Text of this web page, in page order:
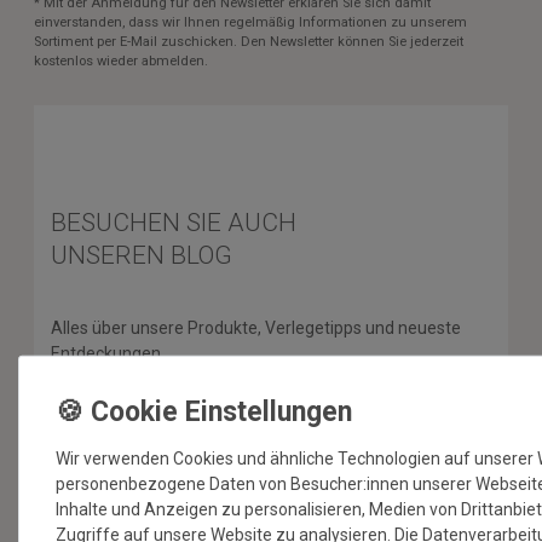
einverstanden, dass wir Ihnen regelmäßig Informationen zu unserem
Sortiment per E-Mail zuschicken. Den Newsletter können Sie jederzeit
kostenlos wieder abmelden.
BESUCHEN SIE AUCH
UNSEREN BLOG
Alles über unsere Produkte, Verlegetipps und neueste
Entdeckungen.
SERVICE & HILFE
Wir verwenden Cookies und ähnliche Technologien auf unserer
personenbezogene Daten von Besucher:innen unserer
Inhalte und Anzeigen zu personalisieren, Medien von
Zugriffe auf unsere Website zu analysieren. Die